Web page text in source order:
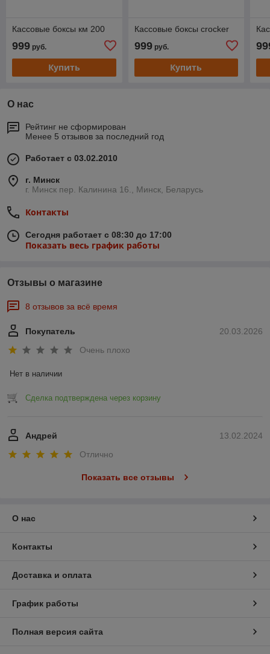
Кассовые боксы км 200
999 руб.
Купить
Кассовые боксы crocker
999руб.
Купить
О нас
Рейтинг не сформирован
Менее 5 отзывов за последний год
Работает с 03.02.2010
г. Минск
г. Минск пер. Калинина 16., Минск, Беларусь
Контакты
Сегодня работает с 08:30 до 17:00
Показать весь график работы
Отзывы о магазине
8 отзывов за всё время
20.03.2026
Покупатель
Очень плохо
Нет в наличии
Сделка подтверждена через корзину
13.02.2024
Андрей
Отлично
Показать все отзывы
О нас
Контакты
Доставка и оплата
График работы
Полная версия сайта